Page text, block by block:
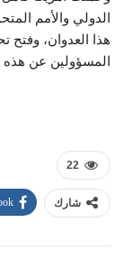
الدولي والأمم
هذا العدوان،
المسؤولين عن هذه
22
شارك